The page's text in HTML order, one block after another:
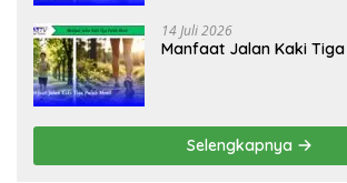
14 Juli 2026
Manfaat Jalan Kaki Tiga
Selengkapnya